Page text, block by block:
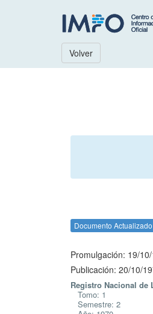
Volver
Documento Actualizado
Promulgación: 19/
Publicación: 20/10/
Registro Nacional de
Tomo: 1
Semestre: 2